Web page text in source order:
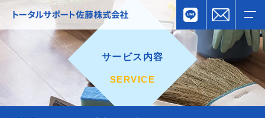
サービス内容
SERVICE